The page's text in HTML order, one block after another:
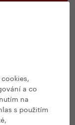
a co
na
s použitím